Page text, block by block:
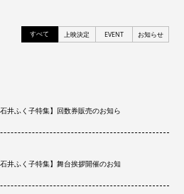
すべて 上映決定 EVENT お知らせ
井ふく子特集】回数券販売のお知ら
井ふく子特集】舞台挨拶開催のお知